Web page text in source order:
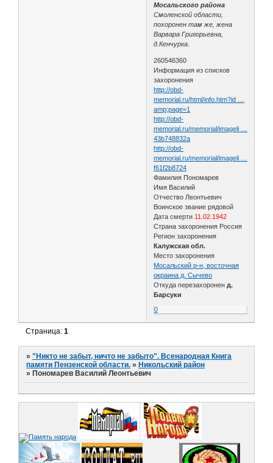
Мосальского района
Смоленской области,
похоронен там же, жена
Варвара Григорьевна,
д.Кенчурка.
260546360
Информация из списков
захоронения
http://obd-
memorial.ru/html/info.htm?id …
amp;page=1
http://obd-
memorial.ru/memorial/imageli …
43b748832a
http://obd-
memorial.ru/memorial/imageli …
f61f2b8724
Фамилия Пономарев
Имя Василий
Отчество Леонтьевич
Воинское звание рядовой
Дата смерти 11.02.1942
Страна захоронения Россия
Регион захоронения
Калужская обл.
Место захоронения
Мосальский р-н, восточная
окраина д. Сычево
Откуда перезахоронен д.
Барсуки
0
Страница:1
»"Никто не забыт, ничто не забыто". Всенародная Книга
памяти Пензенской области. » Никольский район
» Пономарев Василий Леонтьевич